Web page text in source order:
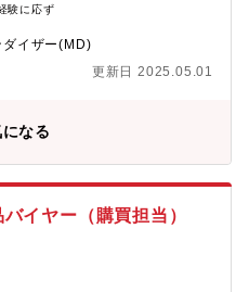
いスタートを切りました。創業
ースとして、さらに信頼され、
体であろうとしています。【当
製造まで対応できることが強み
セス・シニア向けというニッチ
子高齢化社会の中で更なる成
内容により生放送番組への立
ト・ヘアメイクを振り返って
⑤モデルの配置（番組ごとのモ
らヒアリングし、モデル手配担
ション部【部署構成】演出企画
験に応ず
ダイザー(MD)
更新日 2025.05.01
なる
イヤー（購買担当）